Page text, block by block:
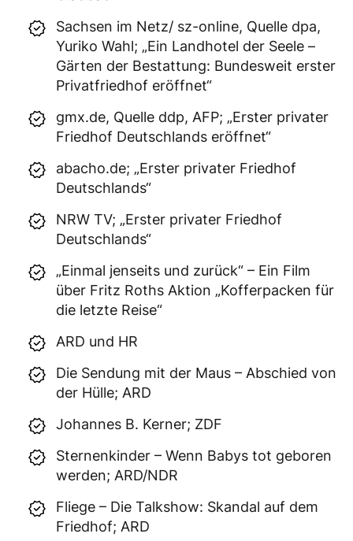
Sachsen im Netz/ sz-online, Quelle dpa,
Yuriko Wahl; „Ein Landhotel der Seele –
Gärten der Bestattung: Bundesweit erster
Privatfriedhof eröffnet“
gmx.de, Quelle ddp, AFP; „Erster privater
Friedhof Deutschlands eröffnet“
abacho.de; „Erster privater Friedhof
Deutschlands“
NRW TV; „Erster privater Friedhof
Deutschlands“
„Einmal jenseits und zurück“ – Ein Film
über Fritz Roths Aktion „Kofferpacken für
die letzte Reise“
ARD und HR
Die Sendung mit der Maus – Abschied von
der Hülle; ARD
Johannes B. Kerner; ZDF
Sternenkinder – Wenn Babys tot geboren
werden; ARD/NDR
Fliege – Die Talkshow: Skandal auf dem
Friedhof; ARD